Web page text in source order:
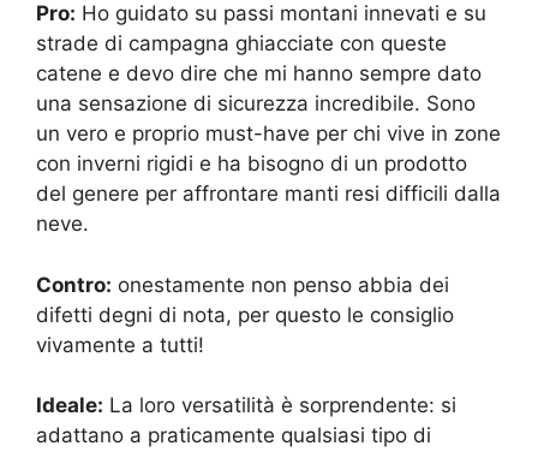
Pro: Ho guidato su passi montani innevati e su
strade di campagna ghiacciate con queste
catene e devo dire che mi hanno sempre dato
una sensazione di sicurezza incredibile. Sono
un vero e proprio must-have per chi vive in zone
con inverni rigidi e ha bisogno di un prodotto
del genere per affrontare manti resi difficili dalla
neve.
Contro: onestamente non penso abbia dei
difetti degni di nota, per questo le consiglio
vivamente a tutti!
Ideale: La loro versatilità è sorprendente: si
adattano a praticamente qualsiasi tipo di